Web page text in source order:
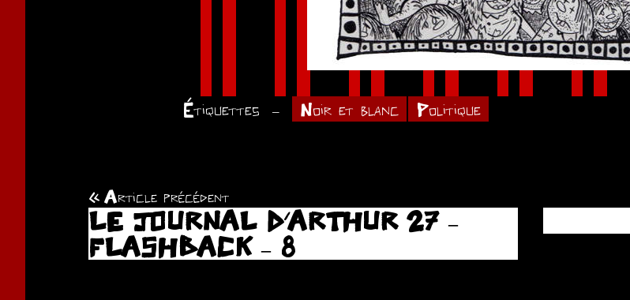
Étiquettes Noir et blanc Politique
Navigation
de
l’article
Article précédent
LE JOURNAL D’ARTHUR 27 –
FLASHBACK – 8